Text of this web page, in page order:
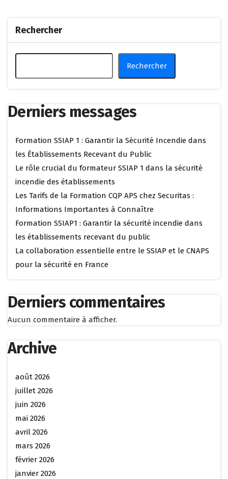
Rechercher
Rechercher
Derniers messages
Formation SSIAP 1 : Garantir la Sécurité Incendie dans
les Établissements Recevant du Public
Le rôle crucial du formateur SSIAP 1 dans la sécurité
incendie des établissements
Les Tarifs de la Formation CQP APS chez Securitas :
Informations Importantes à Connaître
Formation SSIAP1 : Garantir la sécurité incendie dans
les établissements recevant du public
La collaboration essentielle entre le SSIAP et le CNAPS
pour la sécurité en France
Derniers commentaires
Aucun commentaire à afficher.
Archive
août 2026
juillet 2026
juin 2026
mai 2026
avril 2026
mars 2026
février 2026
janvier 2026